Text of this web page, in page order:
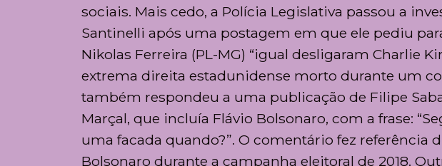
sociais. Mais cedo, a Polícia Legislativa passou a
Santinelli após uma postagem em que ele pediu
Nikolas Ferreira (PL-MG) “igual desligaram Charlie
extrema direita estadunidense morto durante um
também respondeu a uma publicação de Filipe
Marçal, que incluía Flávio Bolsonaro, com a frase:
uma facada quando?”. O comentário fez referência
Bolsonaro durante a campanha eleitoral de 2018.